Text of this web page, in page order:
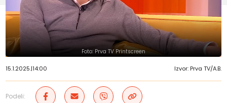
Foto: Prva TV Printscreen
15.1.2025.|14:00 Izvor: Prva TV/A.B.
Podeli: